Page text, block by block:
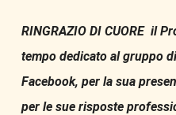
RINGRAZIO DI CUORE il
tempo dedicato al gruppo
Facebook, per la sua
per le sue risposte